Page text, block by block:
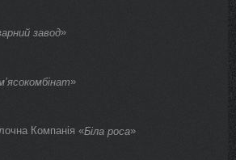
завод»
»
Компанія «Біла роса»